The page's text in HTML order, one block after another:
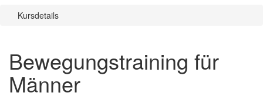
Kursdetails
Bewegungstraining für
Männer